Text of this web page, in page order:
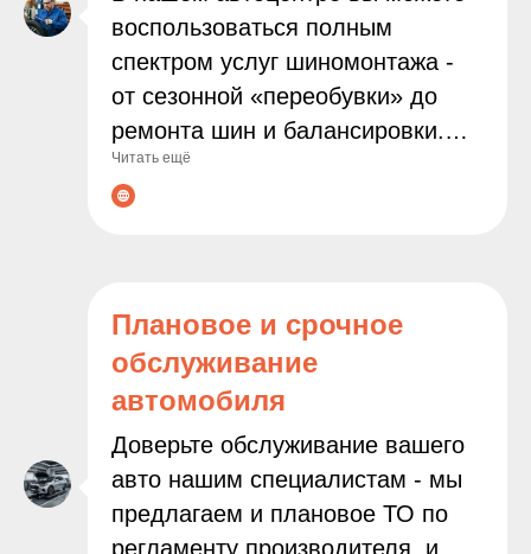
воспользоваться полным
спектром услуг шиномонтажа -
от сезонной «переобувки» до
ремонта шин и балансировки.
Мы используем современное
оборудование и работаем только
безопасность результата.
Доверяя нам заботу о колёсах
вашего автомобиля, вы можете
быть уверены в
профессионализме наших
мастеров и внимательном
подходе к каждой задаче.
Читать ещё
Плановое и срочное
обслуживание
автомобиля
Доверьте обслуживание вашего
авто нашим специалистам - мы
предлагаем и плановое ТО по
регламенту производителя, и